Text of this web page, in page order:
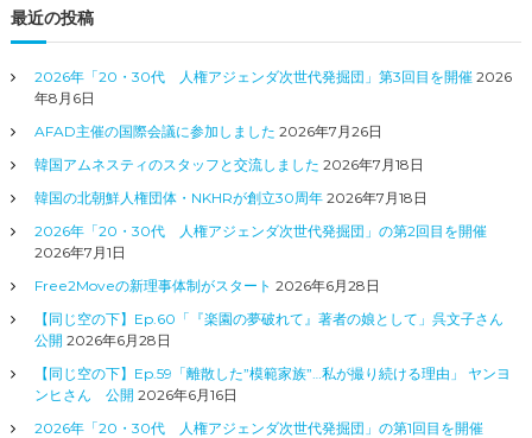
象
:
最近の投稿
2026年「20・30代 人権アジェンダ次世代発掘団」第3回目を開催 2026
年8月6日
AFAD主催の国際会議に参加しました 2026年7月26日
韓国アムネスティのスタッフと交流しました 2026年7月18日
韓国の北朝鮮人権団体・NKHRが創立30周年 2026年7月18日
2026年「20・30代 人権アジェンダ次世代発掘団」の第2回目を開催
2026年7月1日
Free2Moveの新理事体制がスタート 2026年6月28日
【同じ空の下】Ep.60「『楽園の夢破れて』著者の娘として」呉文子さん
公開 2026年6月28日
【同じ空の下】Ep.59「離散した”模範家族”…私が撮り続ける理由」 ヤンヨ
ンヒさん 公開 2026年6月16日
2026年「20・30代 人権アジェンダ次世代発掘団」の第1回目を開催